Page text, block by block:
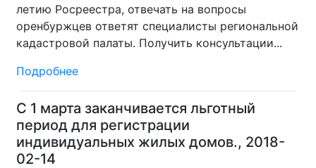
летию Росреестра, отвечать на вопросы
оренбуржцев ответят специалисты региональной
кадастровой палаты. Получить консультации...
Подробнее
С 1 марта заканчивается льготный
период для регистрации
индивидуальных жилых домов., 2018-
02-14